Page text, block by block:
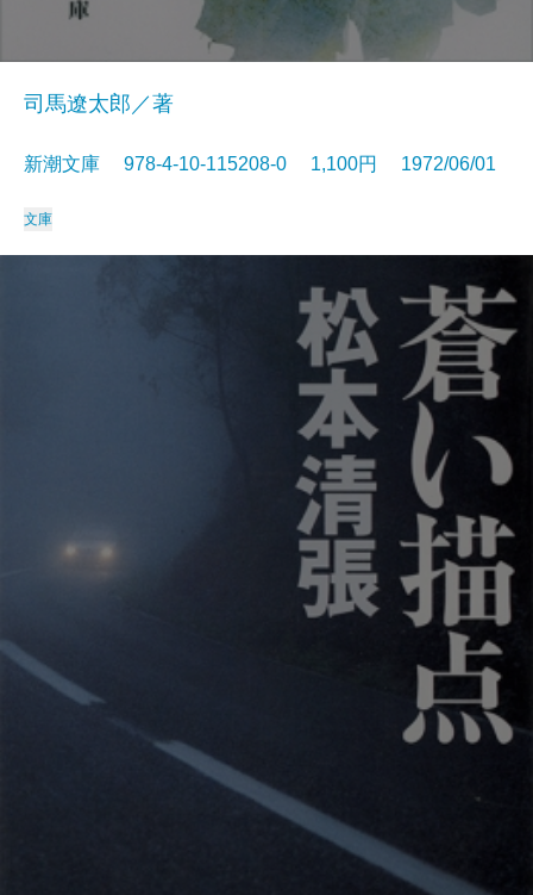
司馬遼太郎／著
新潮文庫 978-4-10-115208-0 1,100円 1972/06/01
文庫